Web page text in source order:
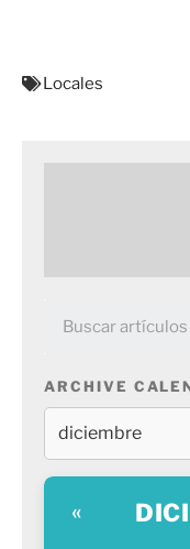
Locales
ARCHIVE
«